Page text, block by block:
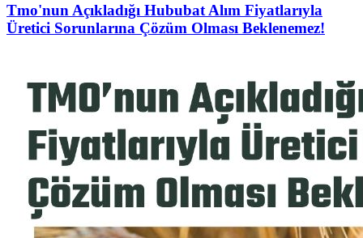
Tmo'nun Açıkladığı Hububat Alım Fiyatlarıyla
Üretici Sorunlarına Çözüm Olması Beklenemez!